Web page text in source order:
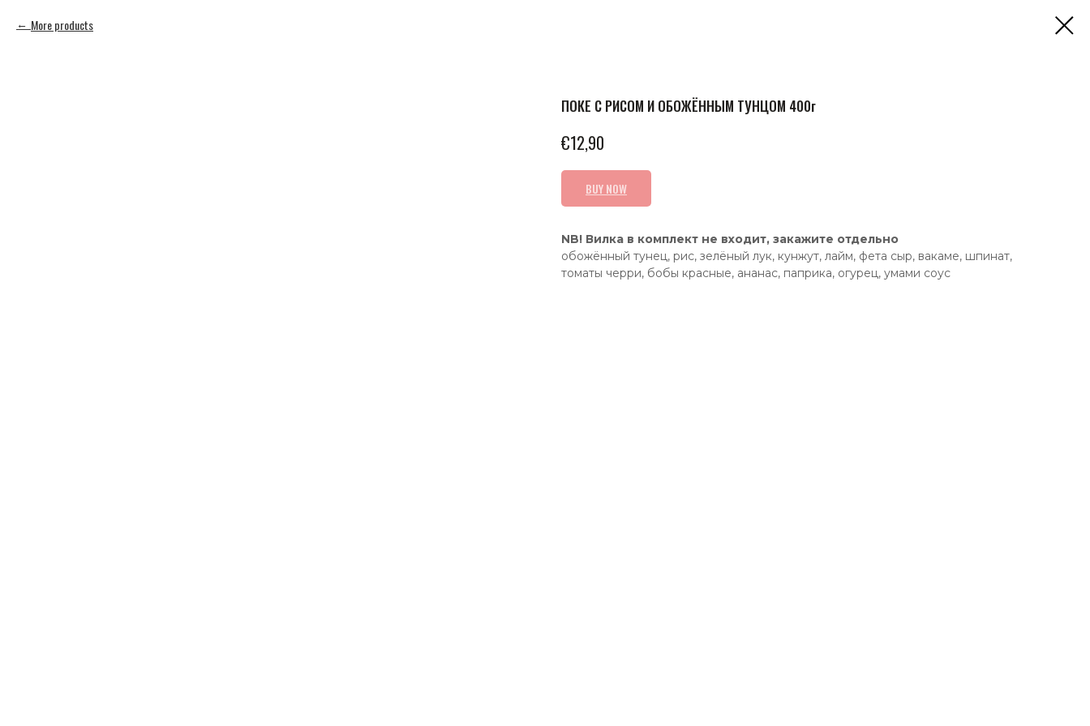
More products
ПОКЕ С РИСОМ И ОБОЖЁННЫМ ТУНЦОМ 400г
€12,90
BUY NOW
NB! Вилка в комплект не входит, закажите отдельно
обожённый тунец, рис, зелёный лук, кунжут, лайм, фета сыр, вакаме, шпинат,
томаты черри, бобы красные, ананас, паприка, огурец, умами соус